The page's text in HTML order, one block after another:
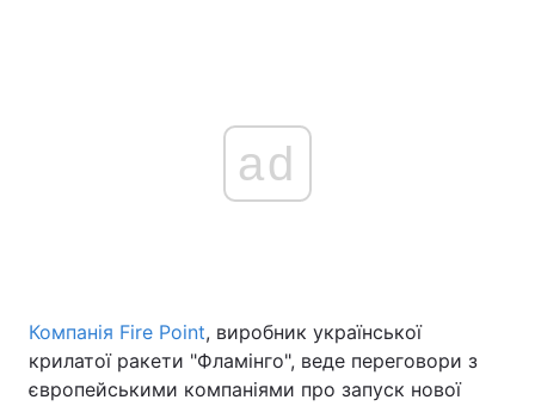
Економіка Світ
Спорт Наука
ad
Компанія Fire Point, виробник української
крилатої ракети "Фламінго", веде переговори з
європейськими компаніями про запуск нової